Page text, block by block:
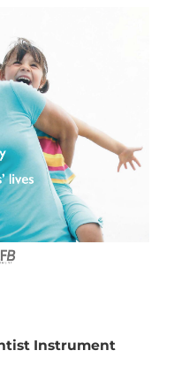
Instrument